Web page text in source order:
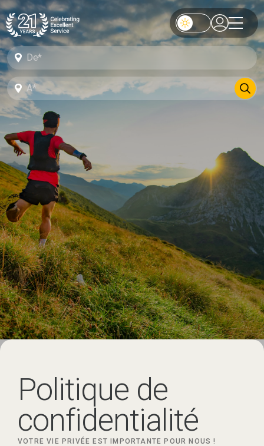
Politique de
confidentialité
VOTRE VIE PRIVÉE EST IMPORTANTE POUR NOUS !